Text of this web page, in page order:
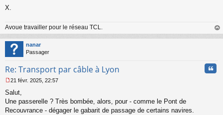
X.
Avoue travailler pour le réseau TCL.
au
nanar
Passager
Re: Transport par câble à Lyon
e
s
s
21 févr. 2025, 22:57
Salut,
Une passerelle ? Très bombée, alors, pour - comme le Pont de
Recouvrance - dégager le gabarit de passage de certains navires.